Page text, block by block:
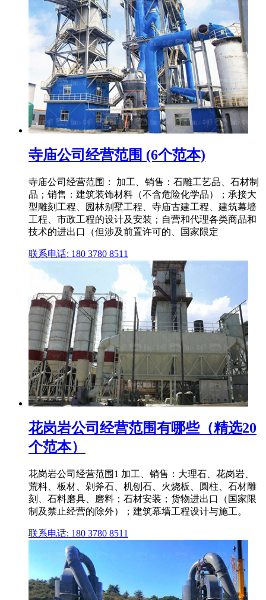
寺庙公司经营范围 (6个范本)
寺庙公司经营范围： 加工、销售：石雕工艺品、石材制
品；销售：建筑装饰材料（不含危险化学品）；承接大
型雕刻工程、园林别墅工程、寺庙古建工程、建筑幕墙
工程、市政工程的设计及安装；自营和代理各类商品和
技术的进出口（但涉及前置许可的、国家限定
联系电话: 180 3780 8511
花岗岩公司经营范围有哪些（精选20
个范本）
花岗岩公司经营范围1 加工、销售：大理石、花岗岩、
荒料、板材、剁斧石、机刨石、火烧板、圆柱、石材雕
刻、石料磨具、磨料；石材安装；货物进出口（国家限
制及禁止经营的除外）；建筑幕墙工程设计与施工。
联系电话: 180 3780 8511